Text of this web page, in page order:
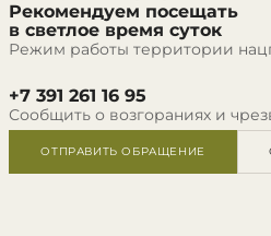
Рекомендуем посещать
в светлое время суток
Режим работы территории
+7 391 261 16 95
Сообщить о возгораниях и
ОТПРАВИТЬ ОБРАЩЕНИЕ